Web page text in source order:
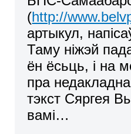
(http://
артыкул,
Таму ніжэй
ён ёсьць, і на
пра
тэкст Сяргея
вамі…